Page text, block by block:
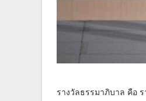
รางวัลธรรมาภิบาล คือ